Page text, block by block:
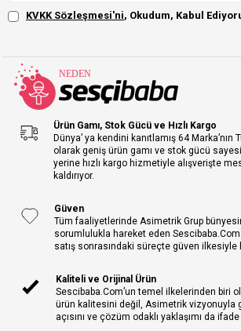
KVKK Sözleşmesi'ni, Okudum, Kabul
Ürün Gamı, Stok Gücü ve Hızlı Kargo
Dünya’ ya kendini kanıtlamış 64 Marka’nın
olarak geniş ürün gamı ve stok gücü
yerine hızlı kargo hizmetiyle alışverişte
kaldırıyor.
Güven
Tüm faaliyetlerinde Asimetrik Grup
sorumlulukla hareket eden
satış sonrasındaki süreçte güven ilkesiyle
Kaliteli ve Orijinal Ürün
Sescibaba.Com’un temel ilkelerinden biri
ürün kalitesini değil, Asimetrik vizyonuyla
açısını ve çözüm odaklı yaklaşımı da